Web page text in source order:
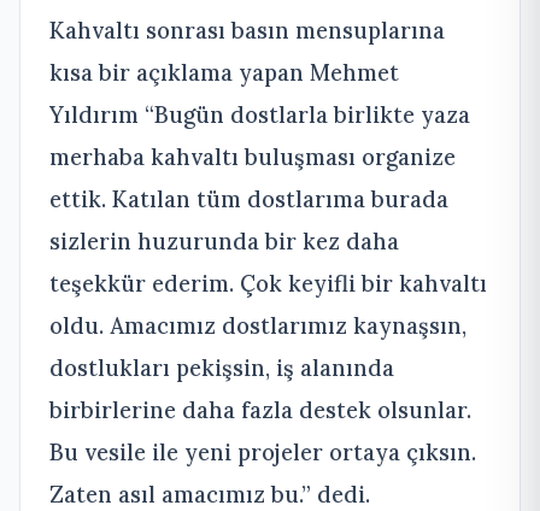
Kahvaltı sonrası basın mensuplarına
kısa bir açıklama yapan Mehmet
Yıldırım “Bugün dostlarla birlikte yaza
merhaba kahvaltı buluşması organize
ettik. Katılan tüm dostlarıma burada
sizlerin huzurunda bir kez daha
teşekkür ederim. Çok keyifli bir kahvaltı
oldu. Amacımız dostlarımız kaynaşsın,
dostlukları pekişsin, iş alanında
birbirlerine daha fazla destek olsunlar.
Bu vesile ile yeni projeler ortaya çıksın.
Zaten asıl amacımız bu.” dedi.